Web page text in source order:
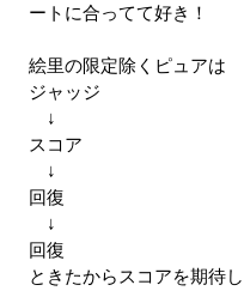
ートに合ってて好き！
絵里の限定除くピュアは
ジャッジ
↓
スコア
↓
回復
↓
回復
ときたからスコアを期待